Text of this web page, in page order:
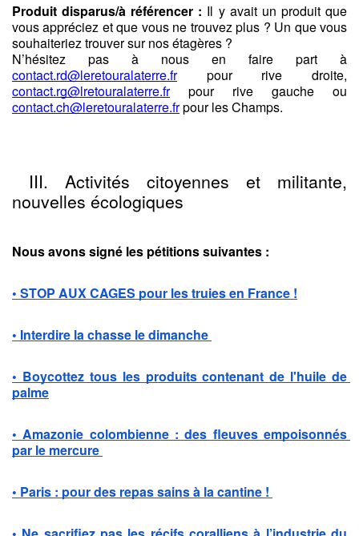
Produit disparus/à référencer : Il y avait un produit que
vous appréciez et que vous ne trouvez plus ? Un que vous
souhaiteriez trouver sur nos étagères ?
contact.rd@leretouralaterre.fr
contact.rg@lretouralaterre.fr
contact.ch@leretouralaterre.fr pour les Champs.
nouvelles écologiques
Nous avons signé les pétitions suivantes :
• STOP AUX CAGES pour les truies en France !
• Interdire la chasse le dimanche
• Boycottez tous les produits contenant de l'huile de
palme
• Amazonie colombienne : des fleuves empoisonnés
par le mercure
• Paris : pour des repas sains à la cantine !